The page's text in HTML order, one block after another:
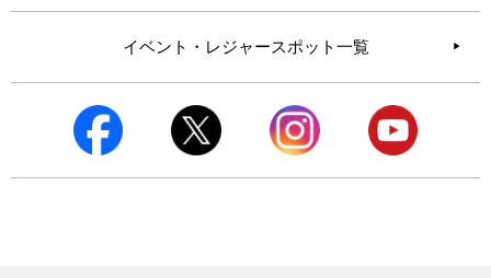
イベント・レジャースポット一覧